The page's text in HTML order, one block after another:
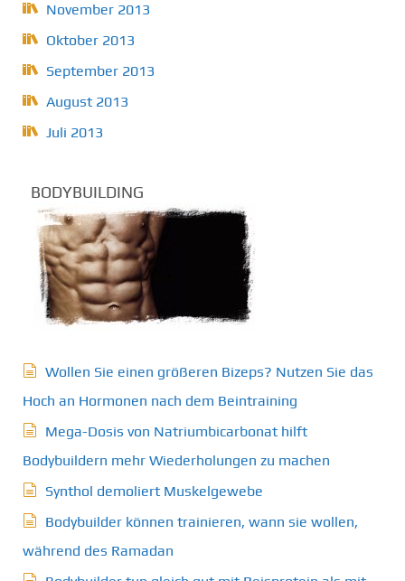
November 2013
Oktober 2013
September 2013
August 2013
Juli 2013
BODYBUILDING
Wollen Sie einen größeren Bizeps? Nutzen Sie das
Hoch an Hormonen nach dem Beintraining
Mega-Dosis von Natriumbicarbonat hilft
Bodybuildern mehr Wiederholungen zu machen
Synthol demoliert Muskelgewebe
Bodybuilder können trainieren, wann sie wollen,
während des Ramadan